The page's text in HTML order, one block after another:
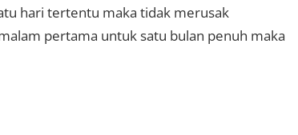
hari tertentu maka tidak merusak
pertama untuk satu bulan penuh maka